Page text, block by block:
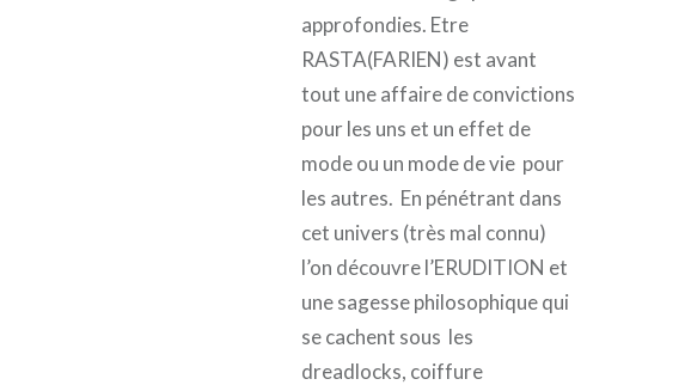
approfondies. Etre
RASTA(FARIEN) est avant
tout une affaire de convictions
pour les uns et un effet de
mode ou un mode de vie pour
les autres. En pénétrant dans
cet univers (très mal connu)
l’on découvre l’ERUDITION et
une sagesse philosophique qui
se cachent sous les
dreadlocks, coiffure